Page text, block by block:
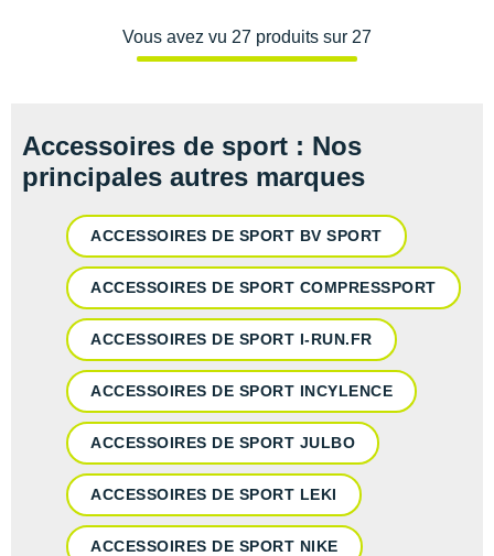
Vous avez vu 27 produits sur 27
Accessoires de sport : Nos
principales autres marques
ACCESSOIRES DE SPORT BV SPORT
ACCESSOIRES DE SPORT COMPRESSPORT
ACCESSOIRES DE SPORT I-RUN.FR
ACCESSOIRES DE SPORT INCYLENCE
ACCESSOIRES DE SPORT JULBO
ACCESSOIRES DE SPORT LEKI
ACCESSOIRES DE SPORT NIKE